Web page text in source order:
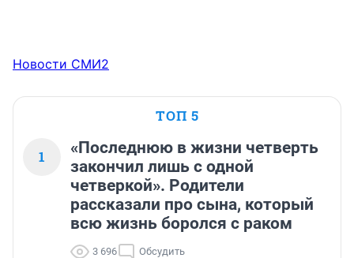
Новости СМИ2
ТОП 5
1
«Последнюю в жизни четверть
закончил лишь с одной
четверкой». Родители
рассказали про сына, который
всю жизнь боролся с раком
3 696 Обсудить